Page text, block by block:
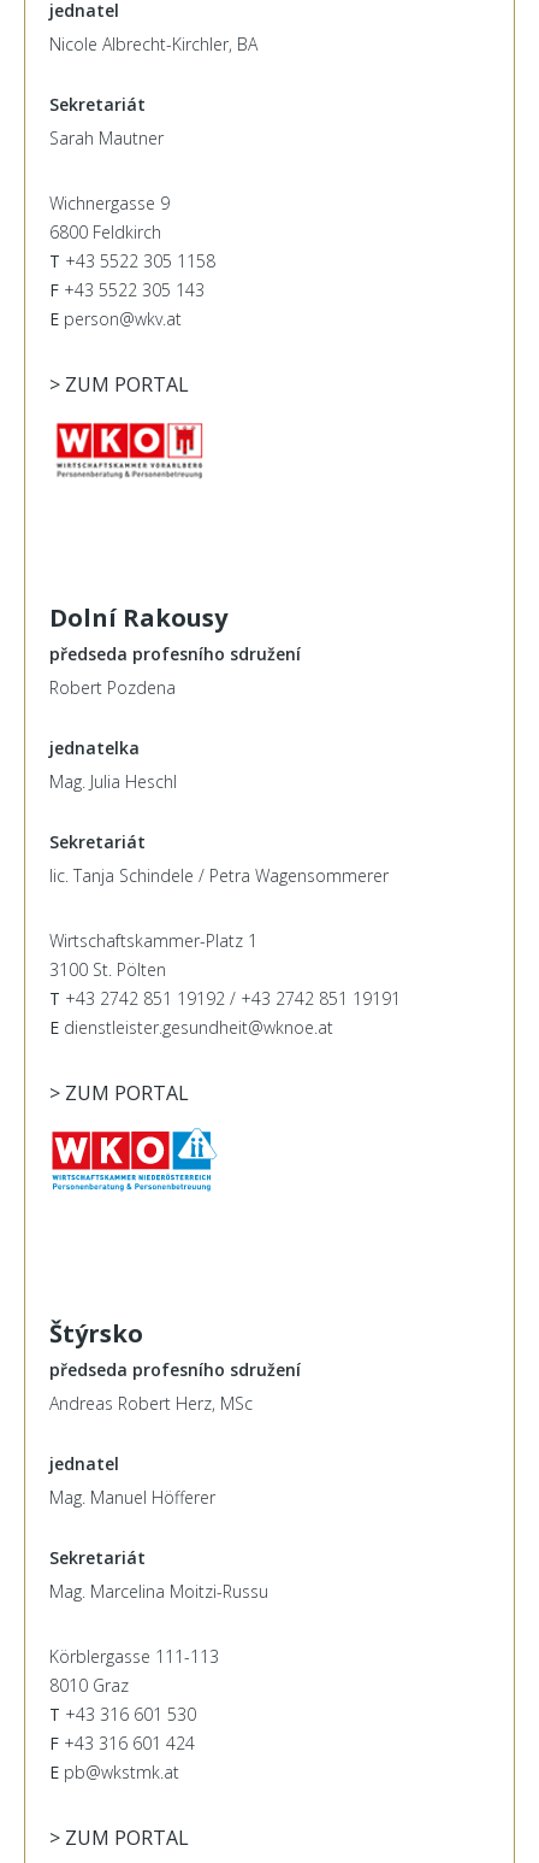
jednatel
Nicole Albrecht-Kirchler, BA
Sekretariát
Sarah Mautner
Wichnergasse 9
6800 Feldkirch
T +43 5522 305 1158
F +43 5522 305 143
E person@wkv.at
> ZUM PORTAL
Dolní Rakousy
předseda profesního sdružení
Robert Pozdena
jednatelka
Mag. Julia Heschl
Sekretariát
lic. Tanja Schindele / Petra Wagensommerer
Wirtschaftskammer-Platz 1
3100 St. Pölten
T +43 2742 851 19192 / +43 2742 851 19191
E dienstleister.gesundheit@wknoe.at
> ZUM PORTAL
Štýrsko
předseda profesního sdružení
Andreas Robert Herz, MSc
jednatel
Mag. Manuel Höfferer
Sekretariát
Mag. Marcelina Moitzi-Russu
Körblergasse 111-113
8010 Graz
T +43 316 601 530
F +43 316 601 424
E pb@wkstmk.at
> ZUM PORTAL